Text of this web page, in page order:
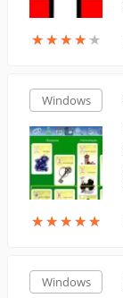
★★★★★
★★★★★
Windows
★★★★★
★★★★★
Windows